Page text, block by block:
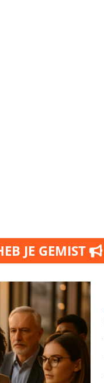
JE GEMIST